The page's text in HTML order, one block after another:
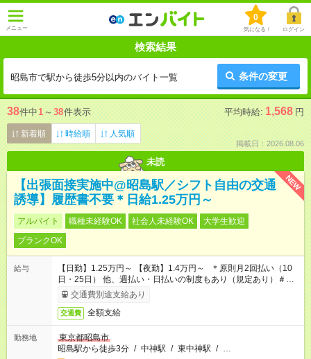
メニュー
0
気になる！ ログイン
検索結果
昭島市で駅から徒歩5分以内のバイト一覧 条件の変更
38件中1 ～ 38件表示 平均時給: 1,568 円
新着順 時給順 人気順
掲載日：2026.08.06
未読
NEW
【出張面接実施中@昭島駅／シフト自由の交通
誘導】履歴書不要＊日給1.25万円～
アルバイト 職種未経験OK 社会人未経験OK
大学生歓迎
ブランクOK
給与
【日勤】1.25万円～ 【夜勤】1.4万円～ ＊原則月2回払い（10
日・25日） 他、週払い・日払いの制度もあり（規定あり）＃日
収1万円以上
交通費別途支給あり
交通費 全額支給
勤務地
東京都昭島市
昭島駅から徒歩3分 / 中神駅 / 東中神駅 / …